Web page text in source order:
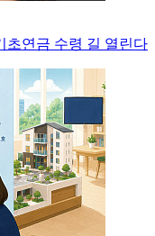
초연금 수령 길 열린다